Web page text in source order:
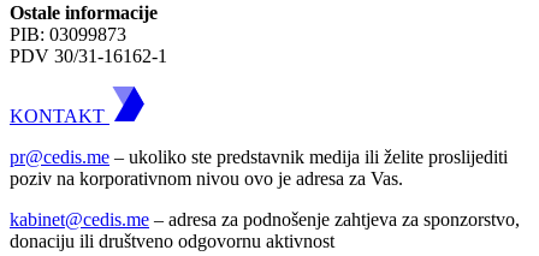
Ostale informacije
PIB: 03099873
PDV 30/31-16162-1
KONTAKT
pr@cedis.me – ukoliko ste predstavnik medija ili želite proslijediti
poziv na korporativnom nivou ovo je adresa za Vas.
kabinet@cedis.me – adresa za podnošenje zahtjeva za sponzorstvo,
donaciju ili društveno odgovornu aktivnost